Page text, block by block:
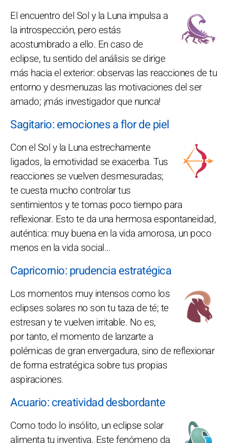
El encuentro del Sol y la Luna impulsa a
la introspección, pero estás
acostumbrado a ello. En caso de
eclipse, tu sentido del análisis se dirige
más hacia el exterior: observas las reacciones de tu
entorno y desmenuzas las motivaciones del ser
amado; ¡más investigador que nunca!
Sagitario: emociones a flor de piel
Con el Sol y la Luna estrechamente
ligados, la emotividad se exacerba. Tus
reacciones se vuelven desmesuradas;
te cuesta mucho controlar tus
sentimientos y te tomas poco tiempo para
reflexionar. Esto te da una hermosa espontaneidad,
auténtica: muy buena en la vida amorosa, un poco
menos en la vida social…
Capricornio: prudencia estratégica
Los momentos muy intensos como los
eclipses solares no son tu taza de té; te
estresan y te vuelven irritable. No es,
por tanto, el momento de lanzarte a
polémicas de gran envergadura, sino de reflexionar
de forma estratégica sobre tus propias
aspiraciones.
Acuario: creatividad desbordante
Como todo lo insólito, un eclipse solar
alimenta tu inventiva. Este fenómeno da